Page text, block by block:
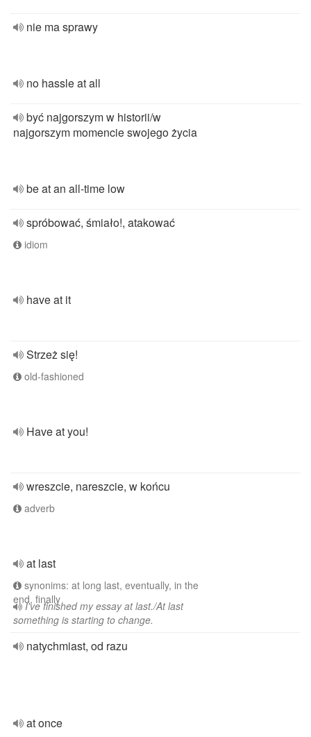
nie ma sprawy
no hassle at all
być najgorszym w historii/w
najgorszym momencie swojego życia
be at an all-time low
spróbować, śmiało!, atakować
idiom
have at it
Strzeż się!
old-fashioned
Have at you!
wreszcie, nareszcie, w końcu
adverb
at last
synonims: at long last, eventually, in the
end, finally
I've finished my essay at last./At last
something is starting to change.
natychmiast, od razu
at once